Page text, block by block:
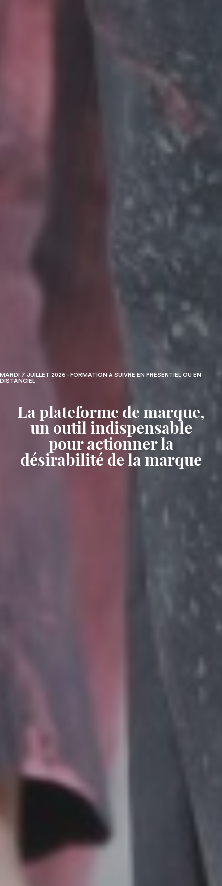
MARDI 7 JUILLET 2026 - FORMATION À SUIVRE EN PRÉSENTIEL OU EN
DISTANCIEL
La plateforme de marque,
un outil indispensable
pour actionner la
désirabilité de la marque